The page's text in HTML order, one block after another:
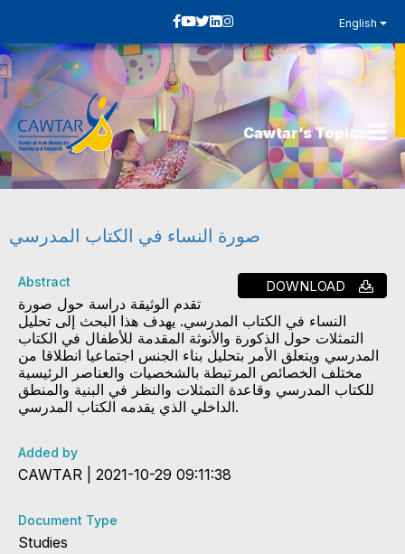
English
Cawtar’s Topics
صورة النساء في الكتاب المدرسي
DOWNLOAD
Abstract
تقدم الوثيقة دراسة حول صورة
النساء في الكتاب المدرسي. يهدف هذا البحث إلى تحليل
التمثلات حول الذكورة والأنوثة المقدمة للأطفال في الكتاب
المدرسي ويتعلق الأمر بتحليل بناء الجنس اجتماعيا انطلاقا من
مختلف الخصائص المرتبطة بالشخصيات والعناصر الرئيسية
للكتاب المدرسي وقاعدة التمثلات والنظر في البنية والمنطق
الداخلي الذي يقدمه الكتاب المدرسي.
Added by
CAWTAR | 2021-10-29 09:11:38
Document Type
Studies